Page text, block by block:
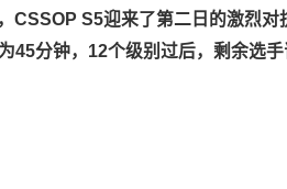
CSSOP S5迎来了第二日的激烈
45分钟，12个级别过后，剩余选手